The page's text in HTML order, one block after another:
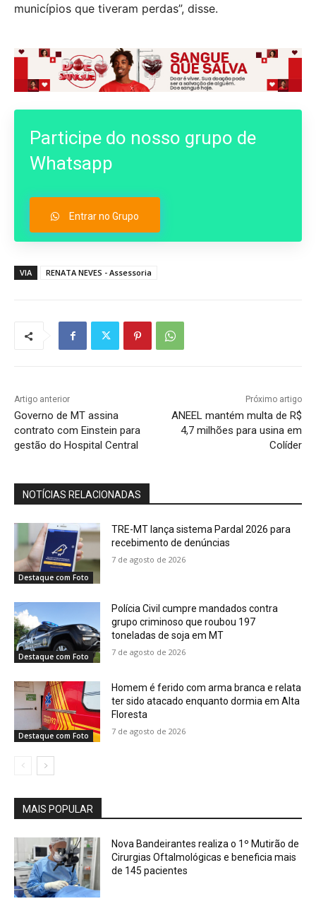
municípios que tiveram perdas”, disse.
Participe do nosso grupo de
Whatsapp
Entrar no Grupo
VIA RENATA NEVES - Assessoria
Artigo anterior
Governo de MT assina
contrato com Einstein para
gestão do Hospital Central
Próximo artigo
ANEEL mantém multa de R$
4,7 milhões para usina em
Colíder
NOTÍCIAS RELACIONADAS
Destaque com Foto
TRE-MT lança sistema Pardal 2026 para
recebimento de denúncias
7 de agosto de 2026
Destaque com Foto
Polícia Civil cumpre mandados contra
grupo criminoso que roubou 197
toneladas de soja em MT
7 de agosto de 2026
Destaque com Foto
Homem é ferido com arma branca e relata
ter sido atacado enquanto dormia em Alta
Floresta
7 de agosto de 2026
MAIS POPULAR
Nova Bandeirantes realiza o 1º Mutirão de
Cirurgias Oftalmológicas e beneficia mais
de 145 pacientes